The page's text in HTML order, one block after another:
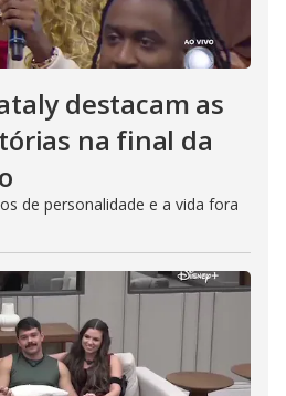
destacam as
na final da
de personalidade e a vida fora